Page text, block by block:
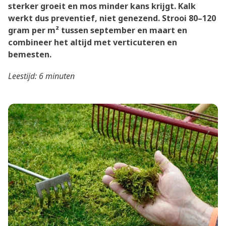
sterker groeit en mos minder kans krijgt. Kalk
werkt dus preventief, niet genezend. Strooi 80–120
gram per m² tussen september en maart en
combineer het altijd met verticuteren en
bemesten.
Leestijd: 6 minuten